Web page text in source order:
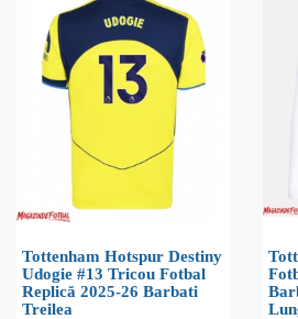
Tottenham Hotspur Destiny
Udogie #13 Tricou Fotbal
Replică 2025-26 Barbati
Treilea